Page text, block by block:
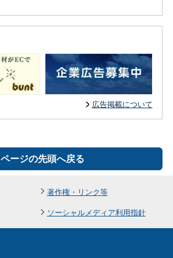
広告掲載について
ページの先頭へ戻る
著作権・リンク等
ソーシャルメディア利用指針